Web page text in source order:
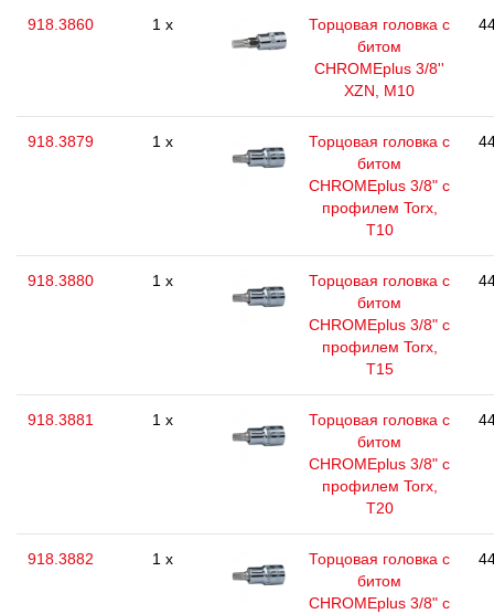
918.3860 1 x
Торцовая головка с
битом
CHROMEplus 3/8''
XZN, M10
918.3879 1 x
Торцовая головка с
битом
CHROMEplus 3/8" с
профилем Torx,
T10
918.3880 1 x
Торцовая головка с
битом
CHROMEplus 3/8" с
профилем Torx,
T15
918.3881 1 x
Торцовая головка с
битом
CHROMEplus 3/8" с
профилем Torx,
T20
918.3882 1 x
Торцовая головка с
битом
CHROMEplus 3/8" с